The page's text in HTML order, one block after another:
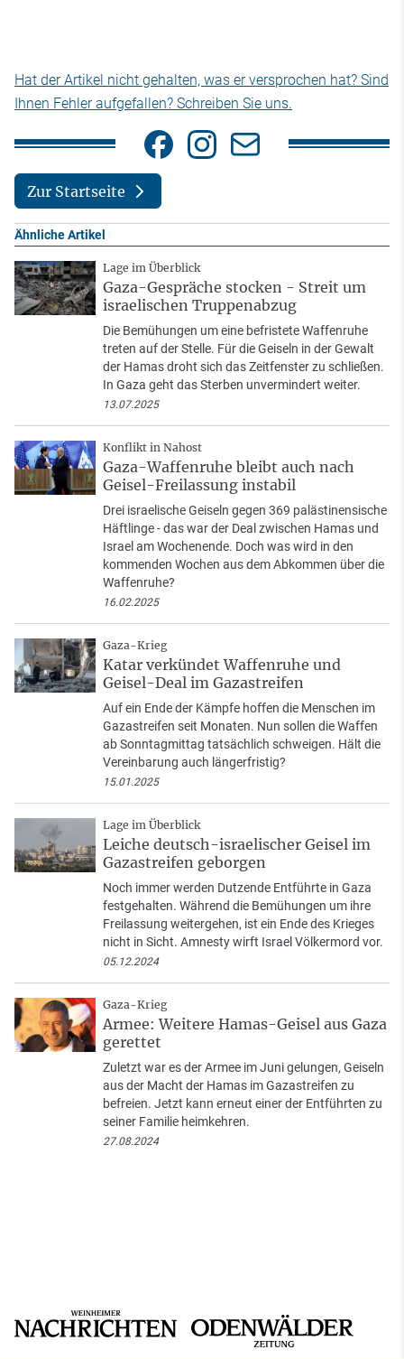
Hat der Artikel nicht gehalten, was er versprochen hat? Sind
Ihnen Fehler aufgefallen? Schreiben Sie uns.
Zur Startseite
Ähnliche Artikel
Lage im Überblick
Gaza-Gespräche stocken - Streit um
israelischen Truppenabzug
Die Bemühungen um eine befristete Waffenruhe
treten auf der Stelle. Für die Geiseln in der Gewalt
der Hamas droht sich das Zeitfenster zu schließen.
In Gaza geht das Sterben unvermindert weiter.
13.07.2025
Konflikt in Nahost
Gaza-Waffenruhe bleibt auch nach
Geisel-Freilassung instabil
Drei israelische Geiseln gegen 369 palästinensische
Häftlinge - das war der Deal zwischen Hamas und
Israel am Wochenende. Doch was wird in den
kommenden Wochen aus dem Abkommen über die
Waffenruhe?
16.02.2025
Gaza-Krieg
Katar verkündet Waffenruhe und
Geisel-Deal im Gazastreifen
Auf ein Ende der Kämpfe hoffen die Menschen im
Gazastreifen seit Monaten. Nun sollen die Waffen
ab Sonntagmittag tatsächlich schweigen. Hält die
Vereinbarung auch längerfristig?
15.01.2025
Lage im Überblick
Leiche deutsch-israelischer Geisel im
Gazastreifen geborgen
Noch immer werden Dutzende Entführte in Gaza
festgehalten. Während die Bemühungen um ihre
Freilassung weitergehen, ist ein Ende des Krieges
nicht in Sicht. Amnesty wirft Israel Völkermord vor.
05.12.2024
Gaza-Krieg
Armee: Weitere Hamas-Geisel aus Gaza
gerettet
Zuletzt war es der Armee im Juni gelungen, Geiseln
aus der Macht der Hamas im Gazastreifen zu
befreien. Jetzt kann erneut einer der Entführten zu
seiner Familie heimkehren.
27.08.2024